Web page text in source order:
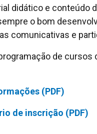
didático e conteúdo
o bom
comunicativas e
de cursos
(PDF)
de inscrição (PDF)